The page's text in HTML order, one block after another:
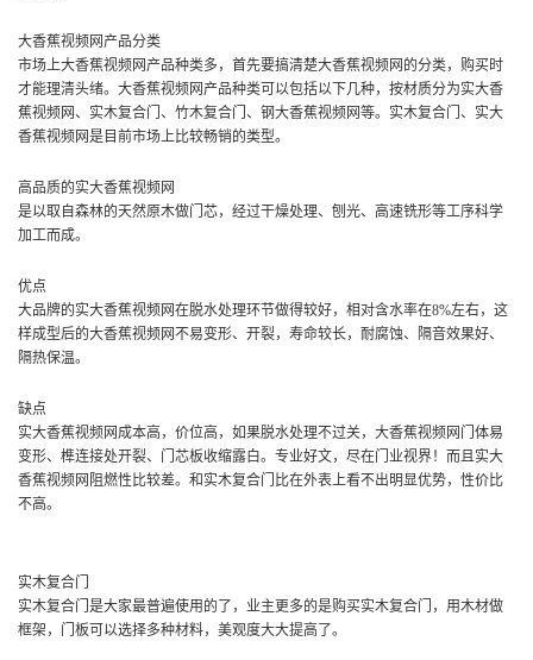
大香蕉视频网产品分类
市场上大香蕉视频网产品种类多，首先要搞清楚大香蕉视频网的分类，购买时
才能理清头绪。大香蕉视频网产品种类可以包括以下几种，按材质分为实大香
蕉视频网、实木复合门、竹木复合门、钢大香蕉视频网等。实木复合门、实大
香蕉视频网是目前市场上比较畅销的类型。
高品质的实大香蕉视频网
是以取自森林的天然原木做门芯，经过干燥处理、刨光、高速铣形等工序科学
加工而成。
优点
大品牌的实大香蕉视频网在脱水处理环节做得较好，相对含水率在8%左右，这
样成型后的大香蕉视频网不易变形、开裂，寿命较长，耐腐蚀、隔音效果好、
隔热保温。
缺点
实大香蕉视频网成本高，价位高，如果脱水处理不过关，大香蕉视频网门体易
变形、榫连接处开裂、门芯板收缩露白。专业好文，尽在门业视界！而且实大
香蕉视频网阻燃性比较差。和实木复合门比在外表上看不出明显优势，性价比
不高。
实木复合门
实木复合门是大家最普遍使用的了，业主更多的是购买实木复合门，用木材做
框架，门板可以选择多种材料，美观度大大提高了。